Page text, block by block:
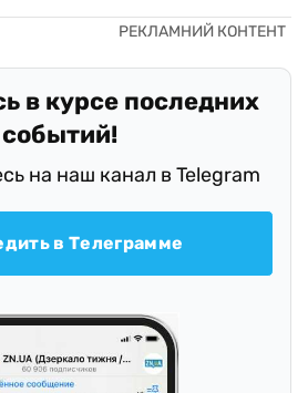
в курсе последних
событий!
на наш канал в Telegram
в Телеграмме